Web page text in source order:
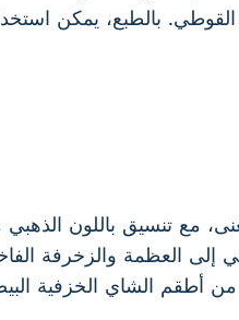
بالطبع، يمكن
مع تنسيق باللون
إلى العظمة والزخرفة
أطقم الشاي الخزفية